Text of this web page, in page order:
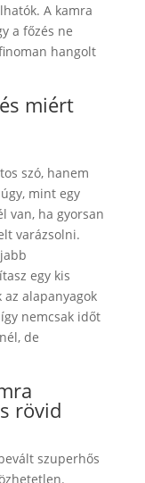
A kamra
a főzés ne
hangolt
miért
szó, hanem
mint egy
van, ha gyorsan
varázsolni.
egy kis
az alapanyagok
nemcsak időt
de
rövid
szuperhős